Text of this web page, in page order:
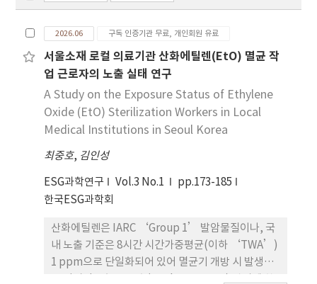
2026.06 구독 인증기관 무료, 개인회원 유료
서울소재 로컬 의료기관 산화에틸렌(EtO) 멸균 작
업 근로자의 노출 실태 연구
A Study on the Exposure Status of Ethylene
Oxide (EtO) Sterilization Workers in Local
Medical Institutions in Seoul Korea
최중호, 김인성
ESG과학연구 Vol.3 No.1
pp.173-185
한국ESG과학회
산화에틸렌은 IARC ‘Group 1’ 발암물질이나, 국
내 노출 기준은 8시간 시간가중평균(이하 ‘TWA’)
1 ppm으로 단일화되어 있어 멸균기 개방 시 발생하